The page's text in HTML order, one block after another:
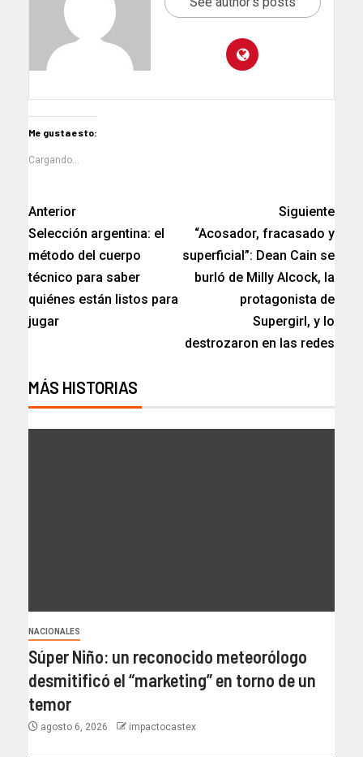
Me gusta esto:
Cargando...
Anterior
Selección argentina: el
método del cuerpo
técnico para saber
quiénes están listos para
jugar
Siguiente
“Acosador, fracasado y
superficial”: Dean Cain se
burló de Milly Alcock, la
protagonista de
Supergirl, y lo
destrozaron en las redes
MÁS HISTORIAS
NACIONALES
Súper Niño: un reconocido meteorólogo
desmitificó el “marketing” en torno de un
temor
agosto 6, 2026 impactocastex